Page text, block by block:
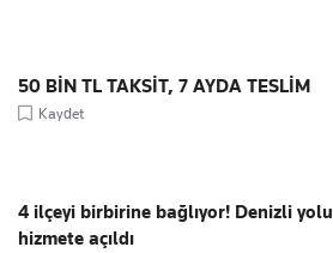
50 BİN TL TAKSİT, 7 AYDA TESLİM
Kaydet
4 ilçeyi birbirine bağlıyor! Denizli yolu
hizmete açıldı